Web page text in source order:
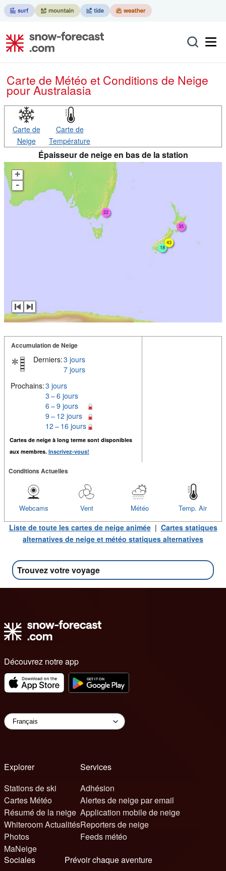
Carte de Météo et Conditions de Neige
pour Australasia
Carte de
Neige
Carte de
Température
Épaisseur de neige en bas de la station
+
-
18
43
22
35
Accumulation de Neige
Derniers:3 jours
7 jours
Prochains:3 jours
3 – 6 jours
6 – 9 jours
9 – 12 jours
12 – 16 jours
Cartes de neige à long terme sont disponibles
aux membres. Inscrivez-vous!
Conditions Actuelles
Temp. Air
Météo
Vent
Webcams
Liste de toute les cartes de neige animée| Cartes statiques
alternatives de neige et météo statiques alternatives
Trouvez votre voyage
Découvrez notre app
Explorer
Stations de ski
Cartes Météo
Résumé de la neige
Whiteroom Actualités
Photos
MaNeige
Services
Adhésion
Alertes de neige par email
Application mobile de neige
Reporters de neige
Feeds météo
Sociales
Prévoir chaque aventure